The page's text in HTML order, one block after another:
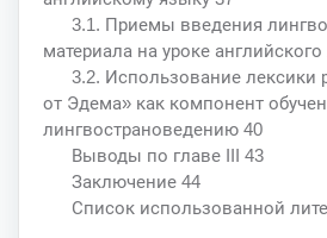
3.1. Приемы введения
материала на уроке
3.2. Использование лексики
от Эдема» как компонент
лингвострановедению 40
Выводы по главе III 43
Заключение 44
Список использованной